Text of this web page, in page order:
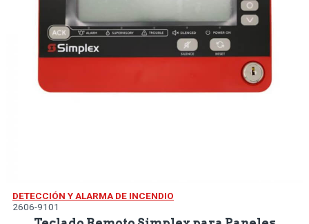
DETECCIÓN Y ALARMA DE INCENDIO
2606-9101